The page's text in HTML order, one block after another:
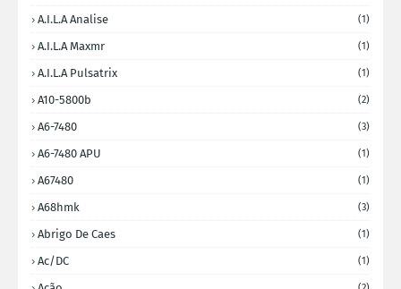
A.I.L.A Analise (1)
A.I.L.A Maxmr (1)
A.I.L.A Pulsatrix (1)
A10-5800b (2)
A6-7480 (3)
A6-7480 APU (1)
A67480 (1)
A68hmk (3)
Abrigo De Caes (1)
Ac/DC (1)